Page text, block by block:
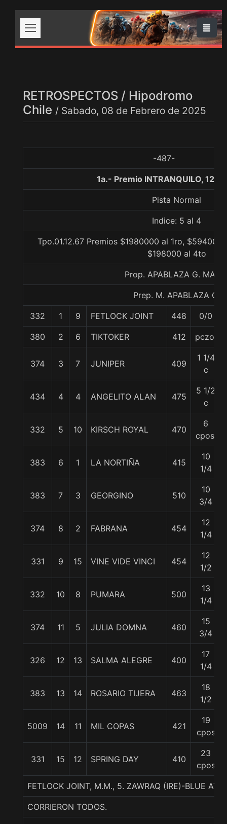
RETROSPECTOS / Hipodromo
Chile / Sabado, 08 de Febrero de 2025
-487-
1a.- Premio INTRANQUILO,
Pista Normal
Indice: 5 al 4
Tpo.01.12.67 Premios $1980000 al 1ro,
$198000 al 4to
Prop. APABLAZA G.
Prep. M. APABLAZA G.
332 1 9 FETLOCK JOINT 448 0/0
380 2 6 TIKTOKER 412 pczo.
374 3 7 JUNIPER 409
1 1/4
c
434 4 4 ANGELITO ALAN 475
5 1/2
c
332 5 10 KIRSCH ROYAL 470
6
cpos.
383 6 1 LA NORTIÑA 415
10
1/4
383 7 3 GEORGINO 510
10
3/4
374 8 2 FABRANA 454
12
1/4
331 9 15 VINE VIDE VINCI 454
12
1/2
332 10 8 PUMARA 500
13
1/4
374 11 5 JULIA DOMNA 460
15
3/4
326 12 13 SALMA ALEGRE 400
17
1/4
383 13 14 ROSARIO TIJERA 463
18
1/2
5009 14 11 MIL COPAS 421
19
cpos
331 15 12 SPRING DAY 410
23
cpos
FETLOCK JOINT, M.M., 5. ZAWRAQ (IRE)-BLUE
CORRIERON TODOS.